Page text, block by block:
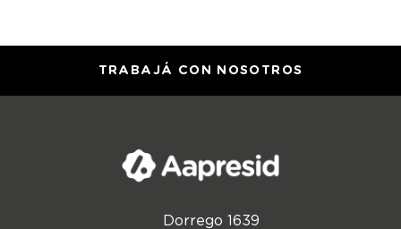
TRABAJÁ CON NOSOTROS
Dorrego 1639